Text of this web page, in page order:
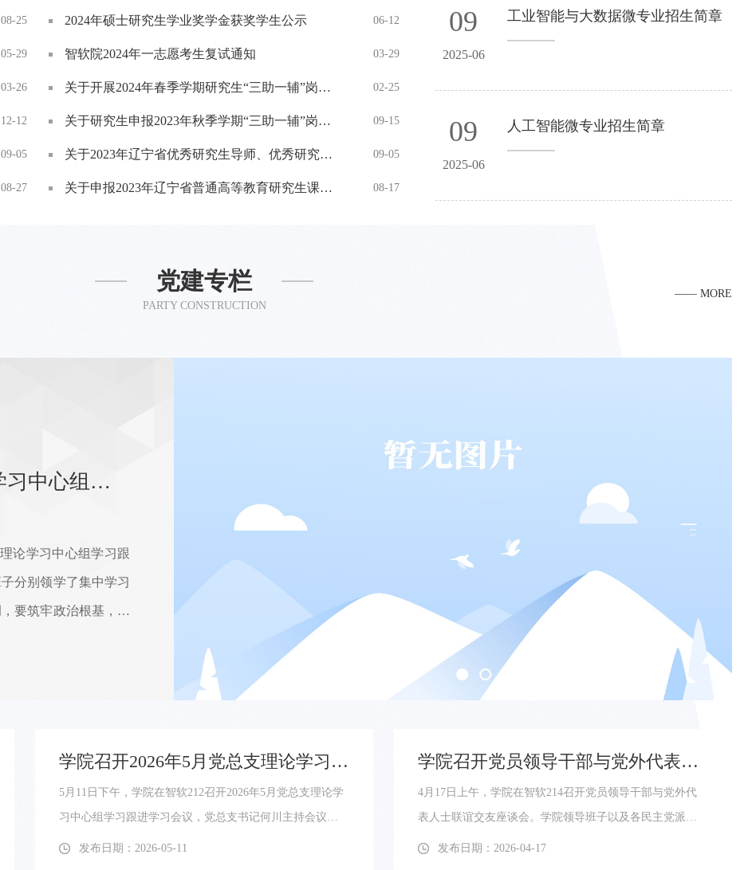
08-25
05-29
03-26
12-12
09-05
08-27
06-12
2024年硕士研究生学业奖学金获奖学生公示
03-29
智软院2024年一志愿考生复试通知
02-25
关于开展2024年春季学期研究生“三助一辅”岗位设置的通知
09-15
关于研究生申报2023年秋季学期“三助一辅”岗位的通知
09-05
关于2023年辽宁省优秀研究生导师、优秀研究生导师团队评选推荐结果的公示
08-17
关于申报2023年辽宁省普通高等教育研究生课程思政示范项目的通知
09
2025-06
工业智能与大数据微专业招生简章
09
2025-06
人工智能微专业招生简章
党建专栏
PARTY CONSTRUCTION
—— MORE
学院召开2026年5月党总支理论学习中心组学习跟进学习会议
5月11日下午，学院在智软212召开2026年5月党总支理论学习中心组学习跟
进学习会议，党总支书记何川主持会议。学院领导班子分别领学了集中学习
有关内容并结合实际工作进行了交流发言。会议强调，要以坚强党性校准政
绩航向，把正确政绩观融入立德树人全过程，坚守为党育人、为国育才初
心，把为民造福作为最大政绩，坚决摒弃急功近利、重显绩轻潜绩等偏差，
把坚强党性体现到办学治院各领域各环节。（撰稿人：魏玉书 校对人：胡
发布日期：2026-05-11
学院召开2026年5月党总支理论学习中心组学习跟进学习会议
5月11日下午，学院在智软212召开2026年5月党总支理论学
习中心组学习跟进学习会议，党总支书记何川主持会议。
学院领导班子分别领学了集中学习有关内容并结合实际工
发布日期：2026-05-11
学院召开党员领导干部与党外代表人士联谊交友座谈会
4月17日上午，学院在智软214召开党员领导干部与党外代
表人士联谊交友座谈会。学院领导班子以及各民主党派、
无党派人士和党外知识分子代表参加座谈。会议强调，统
发布日期：2026-04-17